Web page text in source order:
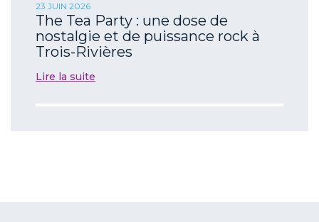
23 JUIN 2026
The Tea Party : une dose de
nostalgie et de puissance rock à
Trois-Rivières
Lire la suite